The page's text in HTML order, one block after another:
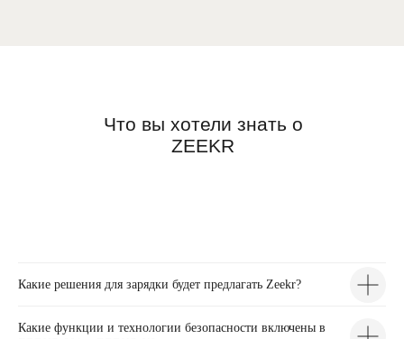
Что вы хотели знать о
ZEEKR
Какие решения для зарядки будет предлагать Zeekr?
Какие функции и технологии безопасности включены в